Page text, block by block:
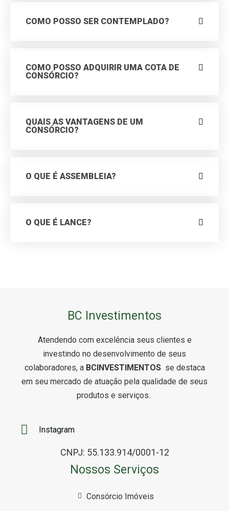
COMO POSSO SER CONTEMPLADO?
COMO POSSO ADQUIRIR UMA COTA DE
CONSÓRCIO?
QUAIS AS VANTAGENS DE UM
CONSÓRCIO?
O QUE É ASSEMBLEIA?
O QUE É LANCE?
BC Investimentos
Atendendo com excelência seus clientes e
investindo no desenvolvimento de seus
colaboradores, a BCINVESTIMENTOS se destaca
em seu mercado de atuação pela qualidade de seus
produtos e serviços.
Instagram
CNPJ: 55.133.914/0001-12
Nossos Serviços
Consórcio Imóveis